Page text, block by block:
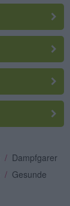
/ Dampfgarer
/ Gesunde